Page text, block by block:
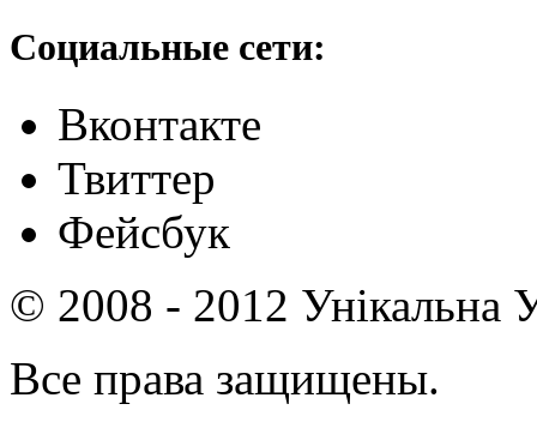
Социальные сети:
Вконтакте
Твиттер
Фейсбук
© 2008 - 2012 Унікальна
Все права защищены.